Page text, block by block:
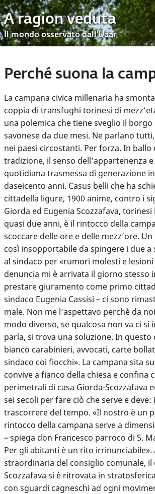
A ragion veduta
Il mondo osservato dall’Uaar
Perché suona la
La campana civica millenaria ha
coppia di transfughi torinesi di
una polemica che tiene sveglio il
savonese da due mesi. Ne parlano
nei paesi circostanti. Per forza. In ballo
tradizione, il senso dell’appartenenza
quotidiana trasmessa di generazione
daseicento anni. Casus belli che ha
cittadella ligure, 1900 anime, contro i
Giorda ed Eugenia Scozzafava,
quasi due anni, è il rintocco della
scoccare delle ore e delle mezz’ore.
così insopportabile da spingere i due
al sindaco per «rumori molesti e lesioni
denuncia mi è arrivata il giorno stesso
prestare giuramento come primo
sindaco Eugenia Cassisi – ci sono
male. Non me l’aspettavo perchè da
modo diverso, se qualcosa non va ci si
parla, si trova una soluzione. In questo
bianco carabinieri, avvocati, carte
sindaco coi fiocchi». La campana sita
convive a fianco della chiesa e confina
perimetrali di casa Giorda-Scozzafava
sei secoli per fare ciò che serve e deve:
trascorrere del tempo. «Il nostro è un
rintocco della campana serve a
– spiega don Francesco parroco di S.
Per gli abitanti è un rito irrinunciabile».
straordinaria del consiglio comunale, il
Scozzafava si è ritrovata in
con sguardi cagneschi ad ogni